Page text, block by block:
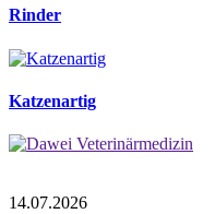
Rinder
Katzenartig
14.07.2026